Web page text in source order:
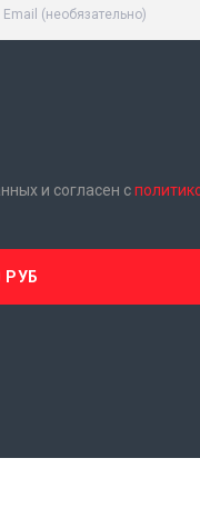
и согласен с
РУБ